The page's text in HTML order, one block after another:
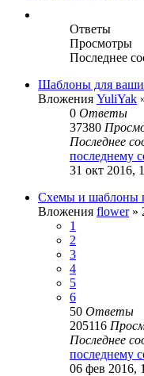
Ответы
Просмотры
Последнее
Шаблоны для
Вложения YuliYak
0 Ответы
37380
Последнее
последнему
31 окт 2016,
Схемы и шаблоны
Вложения flower»
1
2
3
4
5
6
50 Ответы
205116
Последнее
последнему
06 фев 2016,